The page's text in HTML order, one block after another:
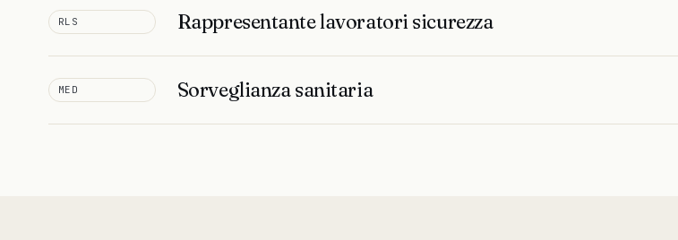
RLS Rappresentante lavoratori sicurezza
MED Sorveglianza sanitaria